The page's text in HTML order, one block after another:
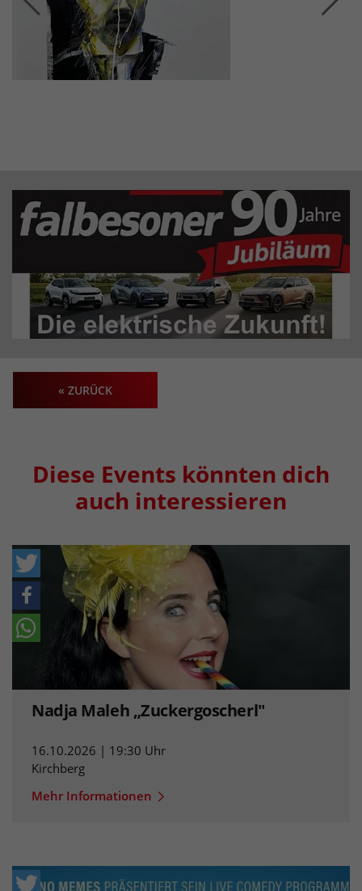
« ZURÜCK
Diese Events könnten dich
auch interessieren
Nadja Maleh „Zuckergoscherl"
16.10.2026 | 19:30 Uhr
Kirchberg
Mehr Informationen